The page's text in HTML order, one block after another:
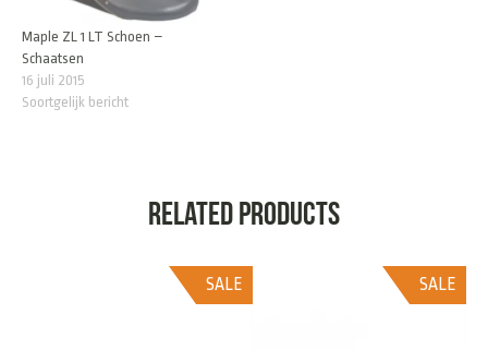
Maple ZL 1 LT Schoen –
Schaatsen
16 juli 2015
Soortgelijk bericht
Related products
SALE
SALE